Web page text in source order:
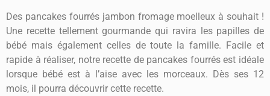
Des pancakes fourrés jambon fromage moelleux à souhait !
Une recette tellement gourmande qui ravira les papilles de
bébé mais également celles de toute la famille. Facile et
rapide à réaliser, notre recette de pancakes fourrés est idéale
lorsque bébé est à l’aise avec les morceaux. Dès ses 12
mois, il pourra découvrir cette recette.